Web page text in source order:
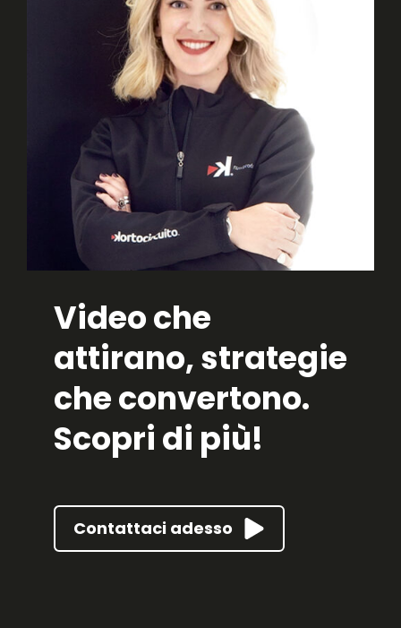
Video che
attirano, strategie
che convertono.
Scopri di più!
Contattaci adesso